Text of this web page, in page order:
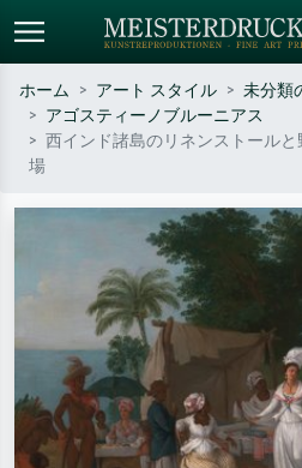
標準検索
作家名・作品名・スタイルで検索
斎の波、ヌード。
ホーム アート スタイル
未分類
アゴスティーノブルーニアス
西インド諸島のリネンストール
場